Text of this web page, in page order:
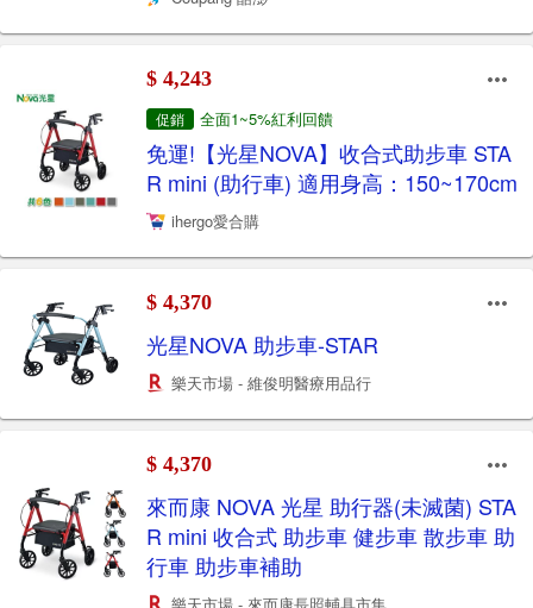
$ 4,243
促銷 全面1~5%紅利回饋
免運!【光星NOVA】收合式助步車 STA
R mini (助行車) 適用身高：150~170cm
ihergo愛合購
$ 4,370
光星NOVA 助步車-STAR
樂天市場 - 維俊明醫療用品行
$ 4,370
來而康 NOVA 光星 助行器(未滅菌) STA
R mini 收合式 助步車 健步車 散步車 助
行車 助步車補助